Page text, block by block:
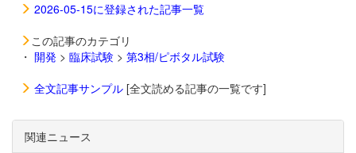
2026-05-15に登録された記事一覧
この記事のカテゴリ
・ 開発 > 臨床試験 > 第3相/ピボタル試験
全文記事サンプル [全文読める記事の一覧です]
関連ニュース